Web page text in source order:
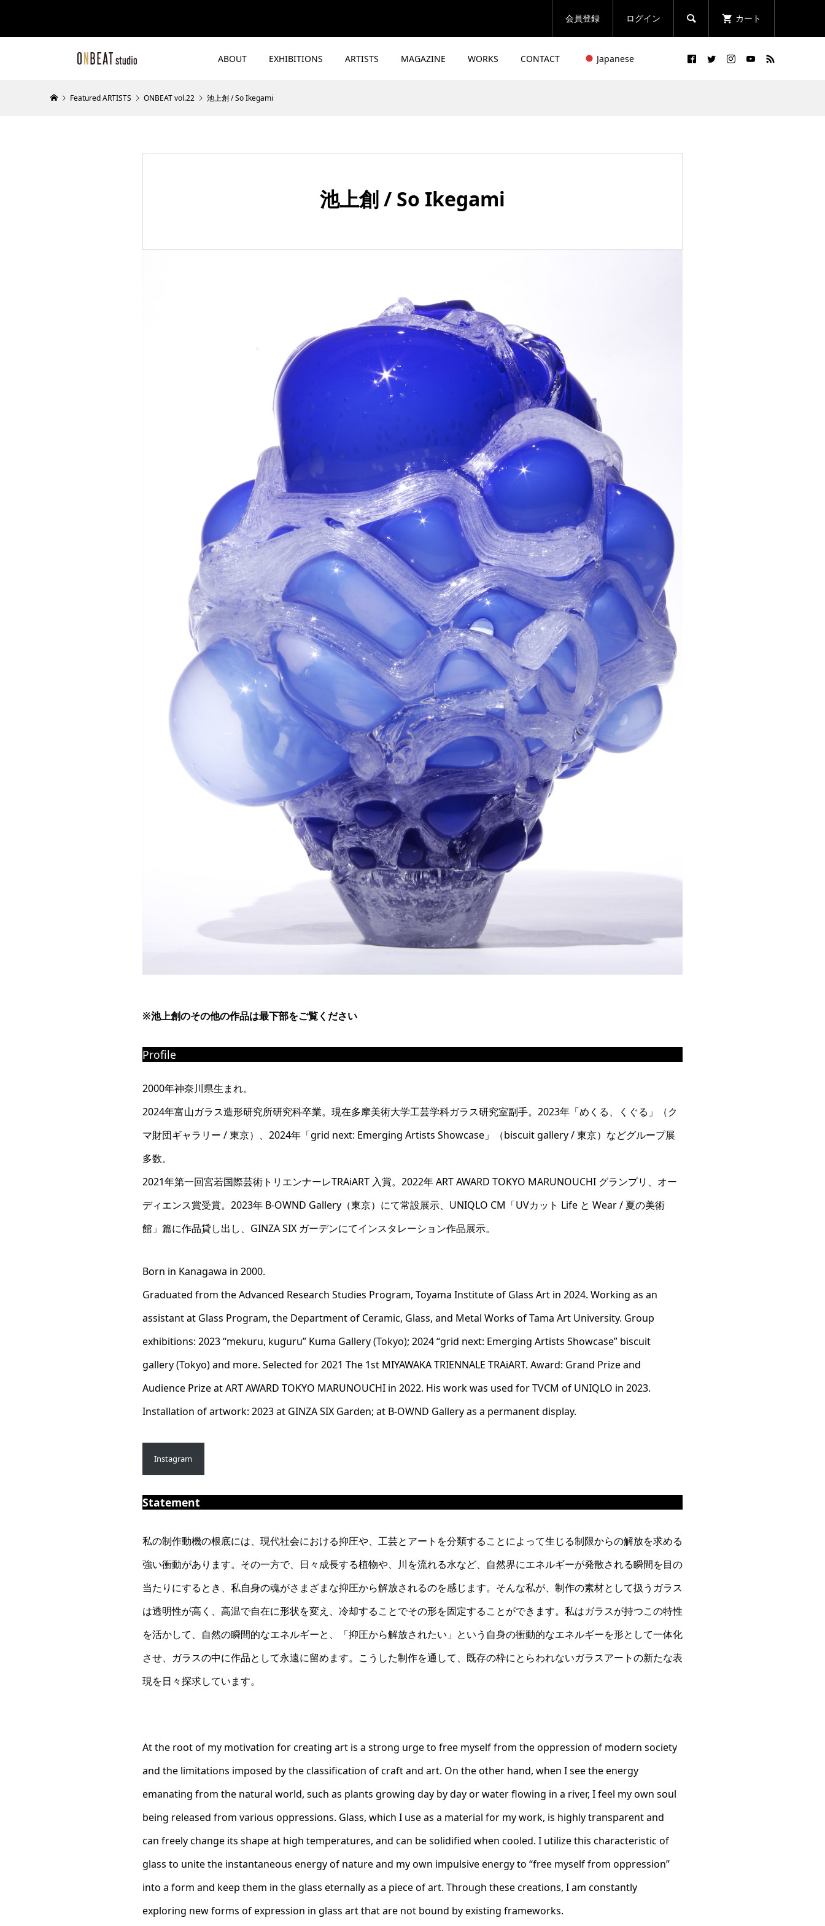
会員登録 ログイン  カート
ABOUT EXHIBITIONS ARTISTS MAGAZINE WORKS CONTACT Japanese
Featured ARTISTS ONBEAT vol.22 池上創 / So Ikegami
池上創 / So Ikegami
※池上創のその他の作品は最下部をご覧ください
Profile
2000年神奈川県生まれ。
2024年富山ガラス造形研究所研究科卒業。現在多摩美術大学工芸学科ガラス研究室副手。2023年「めくる、くぐる」（ク
マ財団ギャラリー / 東京）、2024年「grid next: Emerging Artists Showcase」（biscuit gallery / 東京）などグループ展
多数。
2021年第一回宮若国際芸術トリエンナーレTRAiART 入賞。2022年 ART AWARD TOKYO MARUNOUCHI グランプリ、オー
ディエンス賞受賞。2023年 B-OWND Gallery（東京）にて常設展示、UNIQLO CM「UVカット Life と Wear / 夏の美術
館」篇に作品貸し出し、GINZA SIX ガーデンにてインスタレーション作品展示。
Born in Kanagawa in 2000.
Graduated from the Advanced Research Studies Program, Toyama Institute of Glass Art in 2024. Working as an
assistant at Glass Program, the Department of Ceramic, Glass, and Metal Works of Tama Art University. Group
exhibitions: 2023 “mekuru, kuguru” Kuma Gallery (Tokyo); 2024 “grid next: Emerging Artists Showcase” biscuit
gallery (Tokyo) and more. Selected for 2021 The 1st MIYAWAKA TRIENNALE TRAiART. Award: Grand Prize and
Audience Prize at ART AWARD TOKYO MARUNOUCHI in 2022. His work was used for TVCM of UNIQLO in 2023.
Installation of artwork: 2023 at GINZA SIX Garden; at B-OWND Gallery as a permanent display.
Instagram
Statement
私の制作動機の根底には、現代社会における抑圧や、工芸とアートを分類することによって生じる制限からの解放を求める
強い衝動があります。その一方で、日々成長する植物や、川を流れる水など、自然界にエネルギーが発散される瞬間を目の
当たりにするとき、私自身の魂がさまざまな抑圧から解放されるのを感じます。そんな私が、制作の素材として扱うガラス
は透明性が高く、高温で自在に形状を変え、冷却することでその形を固定することができます。私はガラスが持つこの特性
を活かして、自然の瞬間的なエネルギーと、「抑圧から解放されたい」という自身の衝動的なエネルギーを形として一体化
させ、ガラスの中に作品として永遠に留めます。こうした制作を通して、既存の枠にとらわれないガラスアートの新たな表
現を日々探求しています。
At the root of my motivation for creating art is a strong urge to free myself from the oppression of modern society
and the limitations imposed by the classification of craft and art. On the other hand, when I see the energy
emanating from the natural world, such as plants growing day by day or water flowing in a river, I feel my own soul
being released from various oppressions. Glass, which I use as a material for my work, is highly transparent and
can freely change its shape at high temperatures, and can be solidified when cooled. I utilize this characteristic of
glass to unite the instantaneous energy of nature and my own impulsive energy to “free myself from oppression”
into a form and keep them in the glass eternally as a piece of art. Through these creations, I am constantly
exploring new forms of expression in glass art that are not bound by existing frameworks.